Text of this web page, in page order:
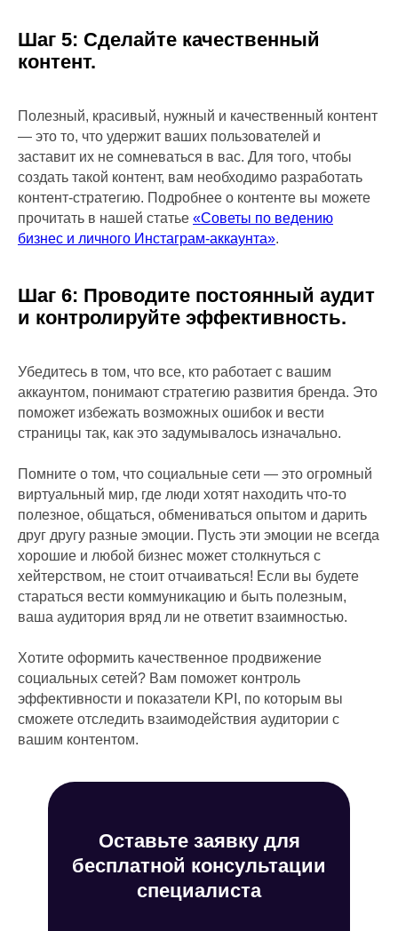
Шаг 5: Сделайте качественный
контент.
Полезный, красивый, нужный и качественный контент
— это то, что удержит ваших пользователей и
заставит их не сомневаться в вас. Для того, чтобы
создать такой контент, вам необходимо разработать
контент-стратегию. Подробнее о контенте вы можете
прочитать в нашей статье «Советы по ведению
бизнес и личного Инстаграм-аккаунта».
Шаг 6: Проводите постоянный аудит
и контролируйте эффективность.
Убедитесь в том, что все, кто работает с вашим
аккаунтом, понимают стратегию развития бренда. Это
поможет избежать возможных ошибок и вести
страницы так, как это задумывалось изначально.
Помните о том, что социальные сети — это огромный
виртуальный мир, где люди хотят находить что-то
полезное, общаться, обмениваться опытом и дарить
друг другу разные эмоции. Пусть эти эмоции не всегда
хорошие и любой бизнес может столкнуться с
хейтерством, не стоит отчаиваться! Если вы будете
стараться вести коммуникацию и быть полезным,
ваша аудитория вряд ли не ответит взаимностью.
Хотите оформить качественное продвижение
социальных сетей? Вам поможет контроль
эффективности и показатели KPI, по которым вы
сможете отследить взаимодействия аудитории с
вашим контентом.
Оставьте заявку для
бесплатной консультации
специалиста